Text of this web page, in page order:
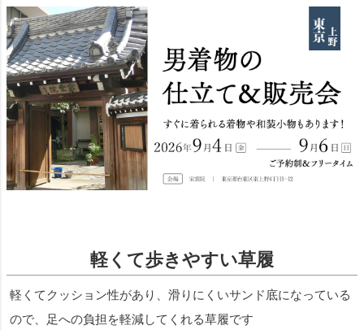
軽くて歩きやすい草履
軽くてクッション性があり、滑りにくいサンド底になっている
ので、足への負担を軽減してくれる草履です